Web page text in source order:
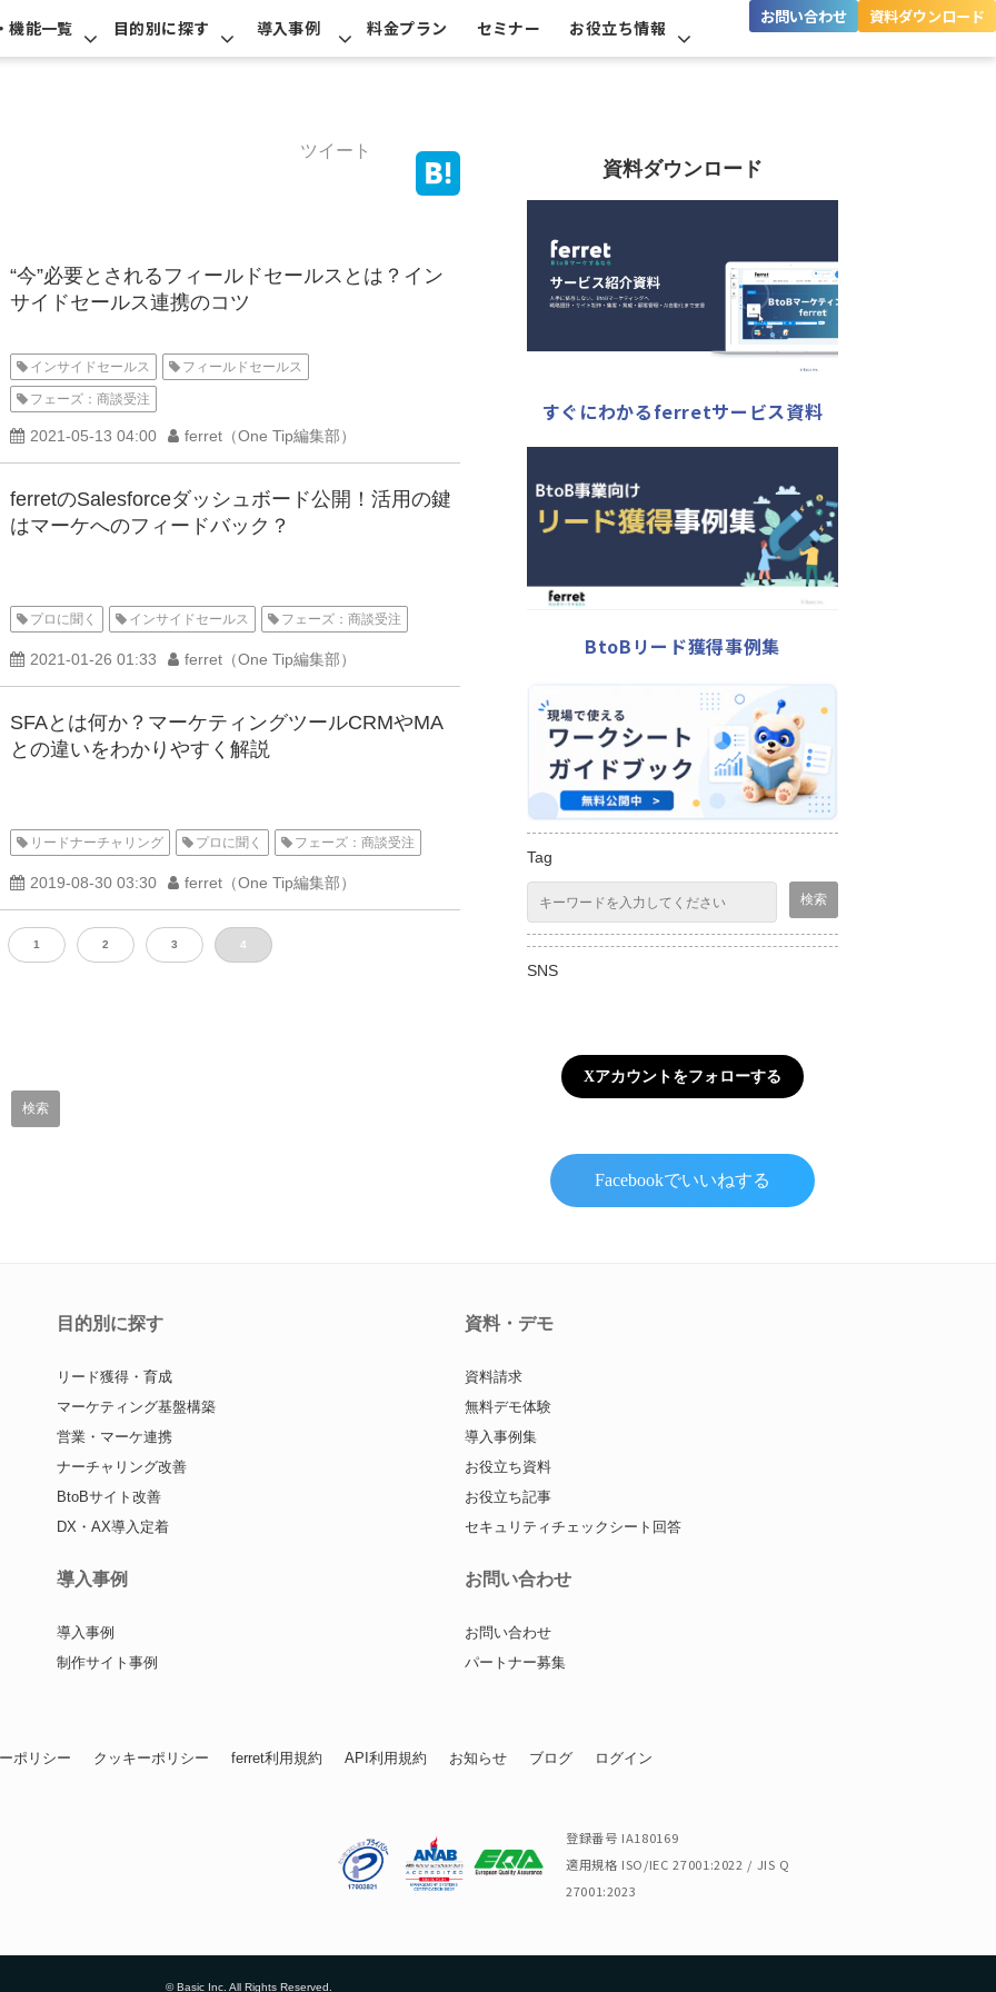
機能一覧 目的別に探す 導入事例 料金プラン セミナー お役立ち情報
お問い合わせ 資料ダウンロード
ツイート
“今”必要とされるフィールドセールスとは？イン
サイドセールス連携のコツ
インサイドセールス フィールドセールス
フェーズ：商談受注
2021-05-13 04:00 ferret（One Tip編集部）
ferretのSalesforceダッシュボード公開！活用の鍵
はマーケへのフィードバック？
プロに聞く インサイドセールス フェーズ：商談受注
2021-01-26 01:33 ferret（One Tip編集部）
SFAとは何か？マーケティングツールCRMやMA
との違いをわかりやすく解説
リードナーチャリング プロに聞く フェーズ：商談受注
2019-08-30 03:30 ferret（One Tip編集部）
1 2 3 4
資料ダウンロード
すぐにわかるferretサービス資料
BtoBリード獲得事例集
Tag
SNS
Xアカウントをフォローする
Facebookでいいねする
目的別に探す
リード獲得・育成
マーケティング基盤構築
営業・マーケ連携
ナーチャリング改善
BtoBサイト改善
DX・AX導入定着
導入事例
導入事例
制作サイト事例
資料・デモ
資料請求
無料デモ体験
導入事例集
お役立ち資料
お役立ち記事
セキュリティチェックシート回答
お問い合わせ
お問い合わせ
パートナー募集
ポリシー クッキーポリシー ferret利用規約 API利用規約 お知らせ ブログ ログイン
登録番号 IA180169
適用規格 ISO/IEC 27001:2022 / JIS Q
27001:2023
© Basic Inc. All Rights Reserved.